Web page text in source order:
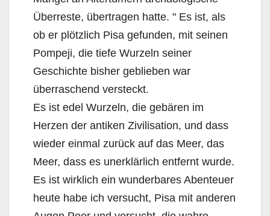
Überreste, übertragen hatte. " Es ist, als
ob er plötzlich Pisa gefunden, mit seinen
Pompeji, die tiefe Wurzeln seiner
Geschichte bisher geblieben war
überraschend versteckt.
Es ist edel Wurzeln, die gebären im
Herzen der antiken Zivilisation, und dass
wieder einmal zurück auf das Meer, das
Meer, dass es unerklärlich entfernt wurde.
Es ist wirklich ein wunderbares Abenteuer
heute habe ich versucht, Pisa mit anderen